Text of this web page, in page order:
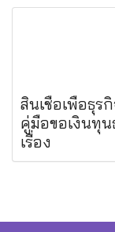
สินเชื่อเพื่อธุร
คู่มือขอเงินทุ
เรื่อง